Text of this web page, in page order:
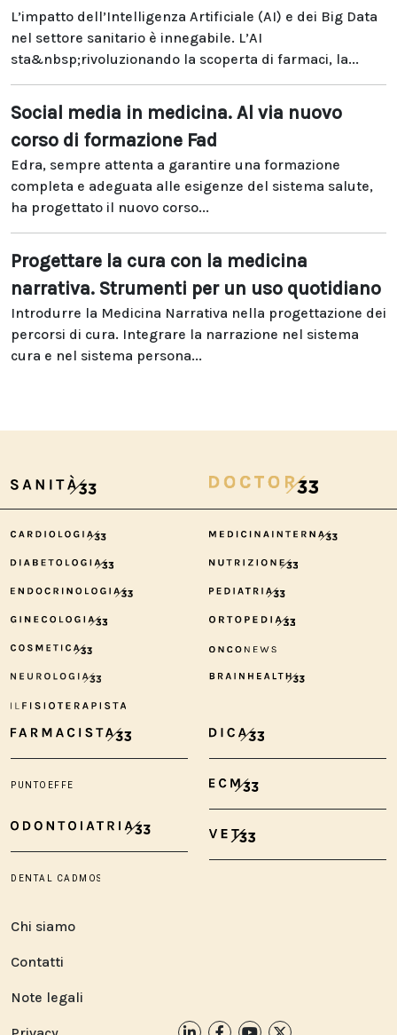
L’impatto dell’Intelligenza Artificiale (AI) e dei Big Data
nel settore sanitario è innegabile. L’AI
sta&nbsp;rivoluzionando la scoperta di farmaci, la...
Social media in medicina. Al via nuovo
corso di formazione Fad
Edra, sempre attenta a garantire una formazione
completa e adeguata alle esigenze del sistema salute,
ha progettato il nuovo corso...
Progettare la cura con la medicina
narrativa. Strumenti per un uso quotidiano
Introdurre la Medicina Narrativa nella progettazione dei
percorsi di cura. Integrare la narrazione nel sistema
cura e nel sistema persona...
Chi siamo
Contatti
Note legali